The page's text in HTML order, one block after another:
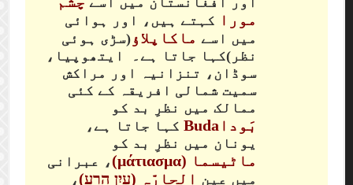
مورا کہتے ہیں، اور ہوائی
میں اسے ماکاپلاؤ(سڑی ہوئی
نظر)کہا جاتا ہے۔ ایتھوپیا،
سوڈان، تنزانیہ اور مراکش
سمیت شمالی افریقہ کے کئی
ممالک میں نظرِ بد کو
بَوداBuda
کہا جاتا ہے،
یونان میں نظرِ بد کو
ماٹیسما (μάτιασμα)
، عبرانی
میں عین الحارّہ (עַיִן הָרַע)،